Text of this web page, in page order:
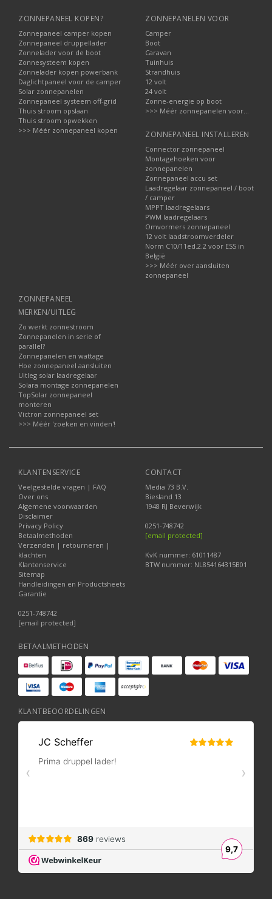
ZONNEPANEEL KOPEN?
Zonnepaneel camper kopen
Zonnepaneel druppellader
Zonnelader voor de boot
Zonnesysteem kopen
Zonnelader kopen powerbank
Daglichtpaneel voor de camper
Solar zonnepanelen
Zonnepaneel systeem off-grid
Thuis stroom opslaan
Thuis stroom opwekken
>>> Méér zonnepaneel kopen
ZONNEPANELEN VOOR
Camper
Boot
Caravan
Tuinhuis
Strandhuis
12 volt
24 volt
Zonne-energie op boot
>>> Méér zonnepanelen voor...
ZONNEPANEEL INSTALLEREN
Connector zonnepaneel
Montagehoeken voor
zonnepanelen
Zonnepaneel accu set
Laadregelaar zonnepaneel / boot
/ camper
MPPT laadregelaars
PWM laadregelaars
Omvormers zonnepaneel
12 volt laadstroomverdeler
Norm C10/11ed.2.2 voor ESS in
België
>>> Méér over aansluiten
zonnepaneel
ZONNEPANEEL
MERKEN/UITLEG
Zo werkt zonnestroom
Zonnepanelen in serie of
parallel?
Zonnepanelen en wattage
Hoe zonnepaneel aansluiten
Uitleg solar laadregelaar
Solara montage zonnepanelen
TopSolar zonnepaneel
monteren
Victron zonnepaneel set
>>> Méér 'zoeken en vinden'!
KLANTENSERVICE
Veelgestelde vragen | FAQ
Over ons
Algemene voorwaarden
Disclaimer
Privacy Policy
Betaalmethoden
Verzenden | retourneren |
klachten
Klantenservice
Sitemap
Handleidingen en Productsheets
Garantie
0251-748742
[email protected]
CONTACT
Media 73 B.V.
Biesland 13
1948 RJ Beverwijk
0251-748742
[email protected]
KvK nummer: 61011487
BTW nummer: NL854164315B01
BETAALMETHODEN
KLANTBEOORDELINGEN